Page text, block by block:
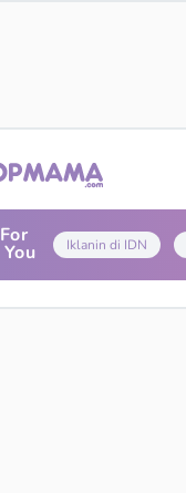
For
You Iklanin di IDN